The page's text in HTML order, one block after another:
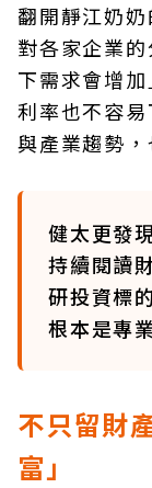
翻開靜江奶
對各家企業
下需求會增
利率也不容
與產業趨勢，
健太更發
持續閱讀
研投資標
根本是專
不只留財
富」